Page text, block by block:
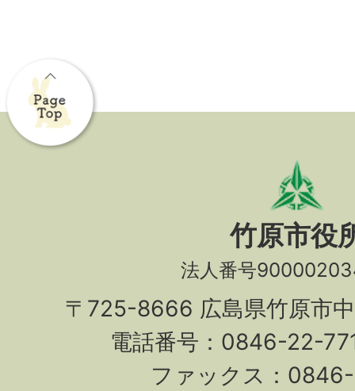
竹原市役
法人番号
〒725-8666 広島県竹原市
電話番号：0846-22-
ファックス：